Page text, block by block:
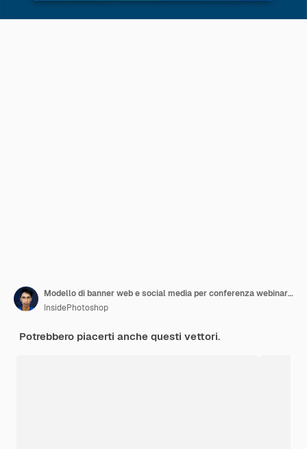
Modello di banner web e social media per conferenza webinar aziendale
InsidePhotoshop
Potrebbero piacerti anche questi vettori.